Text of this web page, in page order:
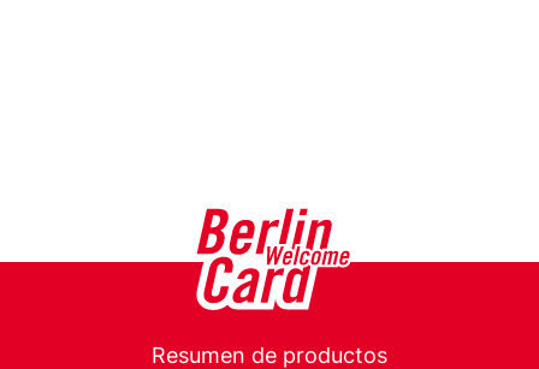
Main
Resumen de productos